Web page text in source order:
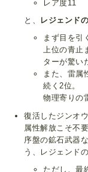
レア度11
と、
レジェンド
まず目を引
上位の青止
ターが驚い
また、雷属
続く2位。
物理寄りの
復活したジンオ
属性解放こそ不
序盤の鉱石武器
う、レジェンド
ただし、最